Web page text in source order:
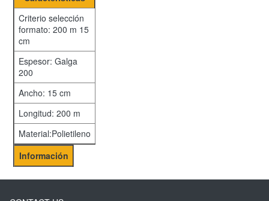
Criterio selección
formato: 200 m 15
cm
Espesor: Galga
200
Ancho: 15 cm
Longitud: 200 m
Material:Polietileno
Información